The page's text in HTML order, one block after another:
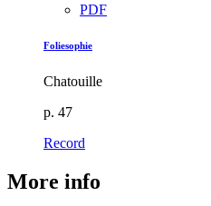
PDF
Foliesophie
Chatouille
p. 47
Record
More info